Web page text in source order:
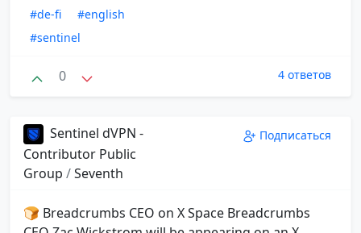
#de-fi
#english
#sentinel
0 4 ответов
Sentinel dVPN -
Contributor Public
Group /Seventh
Подписаться
🍞 Breadcrumbs CEO on X Space Breadcrumbs